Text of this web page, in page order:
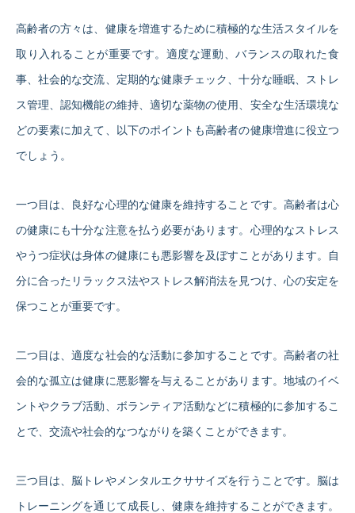
高齢者の方々は、健康を増進するために積極的な生活スタイルを
取り入れることが重要です。適度な運動、バランスの取れた食
事、社会的な交流、定期的な健康チェック、十分な睡眠、ストレ
ス管理、認知機能の維持、適切な薬物の使用、安全な生活環境な
どの要素に加えて、以下のポイントも高齢者の健康増進に役立つ
でしょう。
一つ目は、良好な心理的な健康を維持することです。高齢者は心
の健康にも十分な注意を払う必要があります。心理的なストレス
やうつ症状は身体の健康にも悪影響を及ぼすことがあります。自
分に合ったリラックス法やストレス解消法を見つけ、心の安定を
保つことが重要です。
二つ目は、適度な社会的な活動に参加することです。高齢者の社
会的な孤立は健康に悪影響を与えることがあります。地域のイベ
ントやクラブ活動、ボランティア活動などに積極的に参加するこ
とで、交流や社会的なつながりを築くことができます。
三つ目は、脳トレやメンタルエクササイズを行うことです。脳は
トレーニングを通じて成長し、健康を維持することができます。